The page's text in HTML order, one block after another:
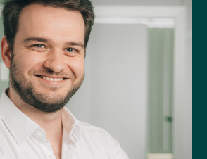
an der
seit 2023
Steuererklärungen